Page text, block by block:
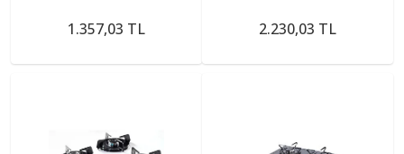
1.357,03 TL
emaye-ızgara Takımı
2.230,03 TL